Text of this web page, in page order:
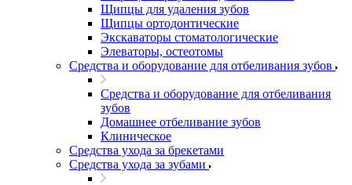
Щипцы для удаления зубов
Щипцы ортодонтические
Экскаваторы стоматологические
Элеваторы, остеотомы
Средства и оборудование для отбеливания зубов
Средства и оборудование для отбеливания
зубов
Домашнее отбеливание зубов
Клиническое
Средства ухода за брекетами
Средства ухода за зубами